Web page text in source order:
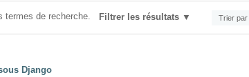
termes de recherche. Filtrer les résultats Trier par
Django